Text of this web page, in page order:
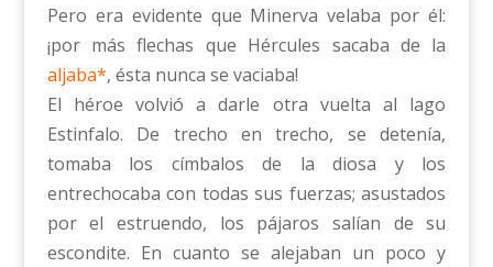
Pero era evidente que Minerva velaba por él:
¡por más flechas que Hércules sacaba de la
aljaba*, ésta nunca se vaciaba!
El héroe volvió a darle otra vuelta al lago
Estinfalo. De trecho en trecho, se detenía,
tomaba los címbalos de la diosa y los
entrechocaba con todas sus fuerzas; asustados
por el estruendo, los pájaros salían de su
escondite. En cuanto se alejaban un poco y